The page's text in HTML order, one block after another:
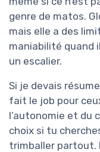
genre de matos.
mais elle a des
maniabilité quand
un escalier.
Si je devais
fait le job pour
l’autonomie et du
choix si tu
trimballer partout.